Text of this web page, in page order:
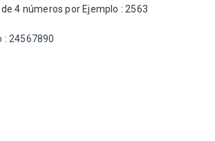
4 números por Ejemplo : 2563
: 24567890